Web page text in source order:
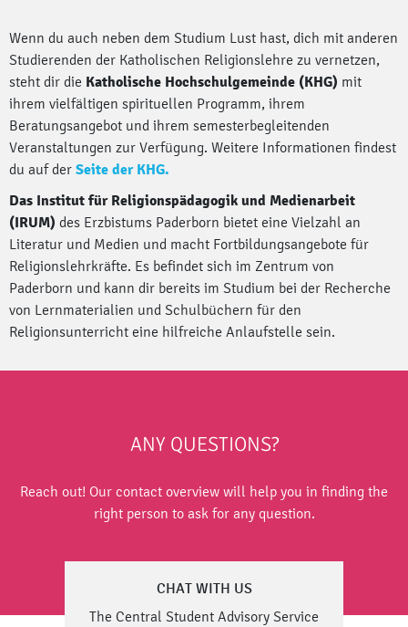
Wenn du auch neben dem Studium Lust hast, dich mit anderen
Studierenden der Katholischen Religionslehre zu vernetzen,
steht dir die Katholische Hochschulgemeinde (KHG) mit
ihrem vielfältigen spirituellen Programm, ihrem
Beratungsangebot und ihrem semesterbegleitenden
Veranstaltungen zur Verfügung. Weitere Informationen findest
du auf der Seite der KHG.
Das Institut für Religionspädagogik und Medienarbeit
(IRUM) des Erzbistums Paderborn bietet eine Vielzahl an
Literatur und Medien und macht Fortbildungsangebote für
Religionslehrkräfte. Es befindet sich im Zentrum von
Paderborn und kann dir bereits im Studium bei der Recherche
von Lernmaterialien und Schulbüchern für den
Religionsunterricht eine hilfreiche Anlaufstelle sein.
ANY QUESTIONS?
Reach out! Our contact overview will help you in finding the
right person to ask for any question.
CHAT WITH US
The Central Student Advisory Service